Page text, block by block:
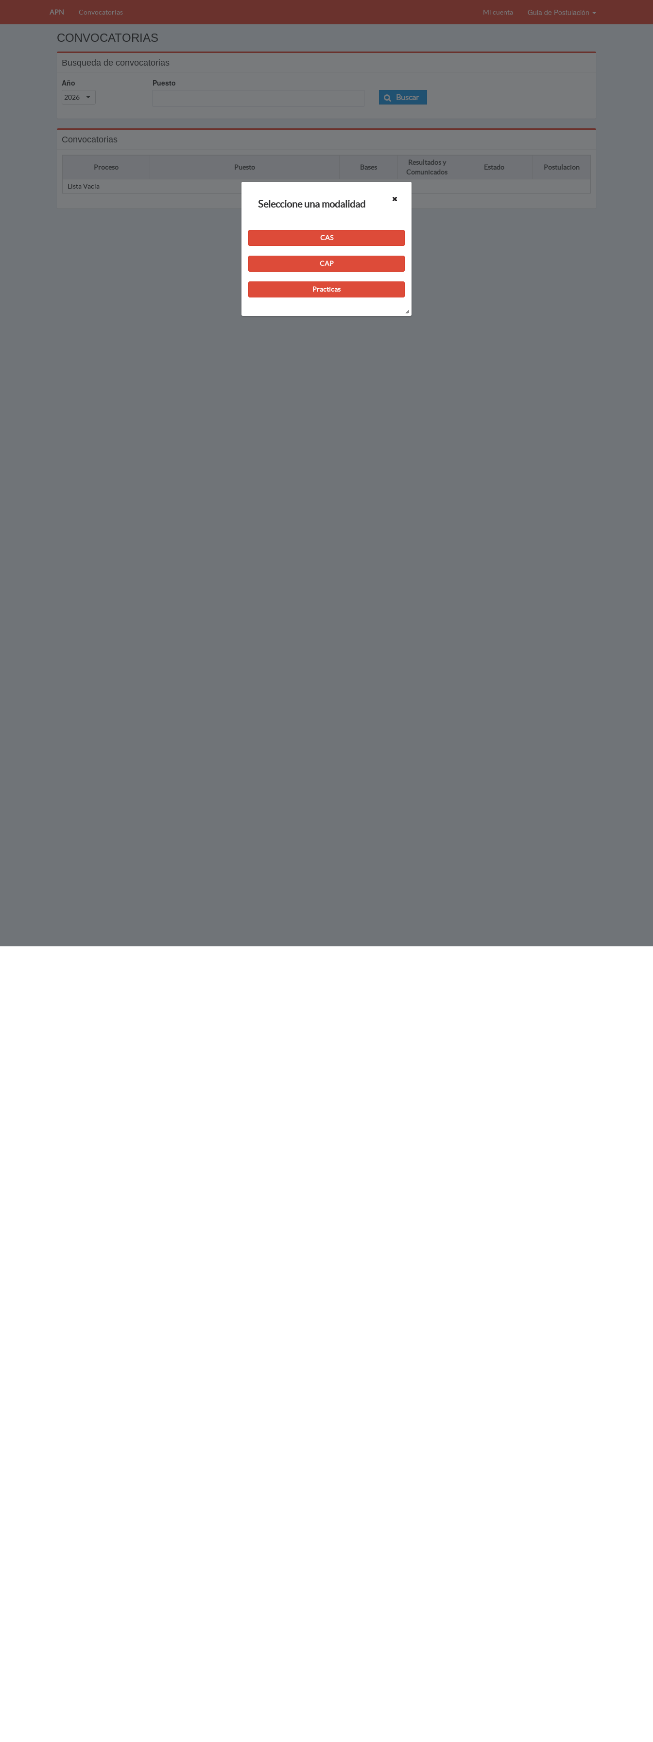
APN Convocatorias Mi cuenta Guia de Postulación
CONVOCATORIAS
Busqueda de convocatorias
Año
2026
Puesto
Buscar
Convocatorias
Proceso Puesto Bases
Resultados y
Comunicados
Estado Postulacion
Lista Vacia
Seleccione una modalidad
CAS
CAP
Practicas